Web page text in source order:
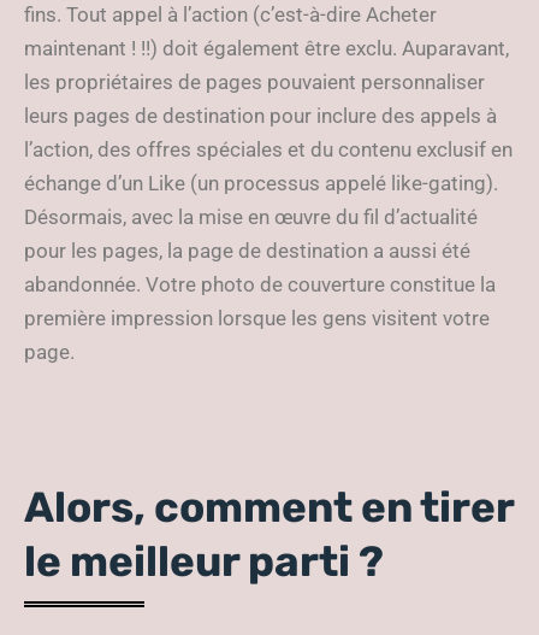
fins. Tout appel à l’action (c’est-à-dire Acheter
maintenant ! !!) doit également être exclu. Auparavant,
les propriétaires de pages pouvaient personnaliser
leurs pages de destination pour inclure des appels à
l’action, des offres spéciales et du contenu exclusif en
échange d’un Like (un processus appelé like-gating).
Désormais, avec la mise en œuvre du fil d’actualité
pour les pages, la page de destination a aussi été
abandonnée. Votre photo de couverture constitue la
première impression lorsque les gens visitent votre
page.
Alors, comment en tirer
le meilleur parti ?